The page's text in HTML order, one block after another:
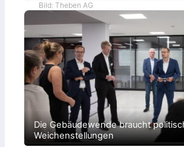
Bild: Theben AG
Die Gebäudewende braucht
Weichenstellungen